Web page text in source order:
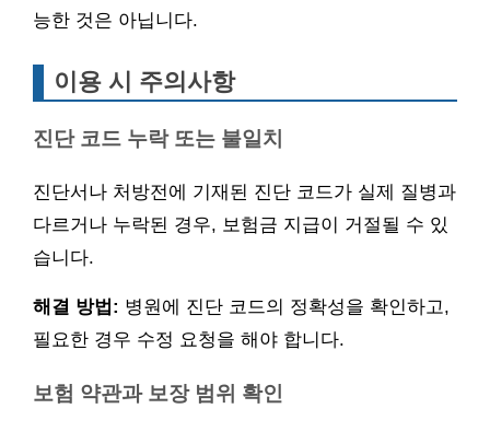
능한 것은 아닙니다.
이용 시 주의사항
진단 코드 누락 또는 불일치
진단서나 처방전에 기재된 진단 코드가 실제 질병과
다르거나 누락된 경우, 보험금 지급이 거절될 수 있
습니다.
해결 방법: 병원에 진단 코드의 정확성을 확인하고,
필요한 경우 수정 요청을 해야 합니다.
보험 약관과 보장 범위 확인